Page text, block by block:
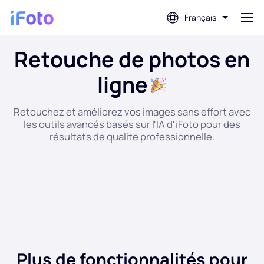
Français
Connex
Suppression d'arrière-plan
Retouche de photos en
ligne
Retouchez et améliorez vos images sans effort avec
les outils avancés basés sur l'IA d'iFoto pour des
résultats de qualité professionnelle.